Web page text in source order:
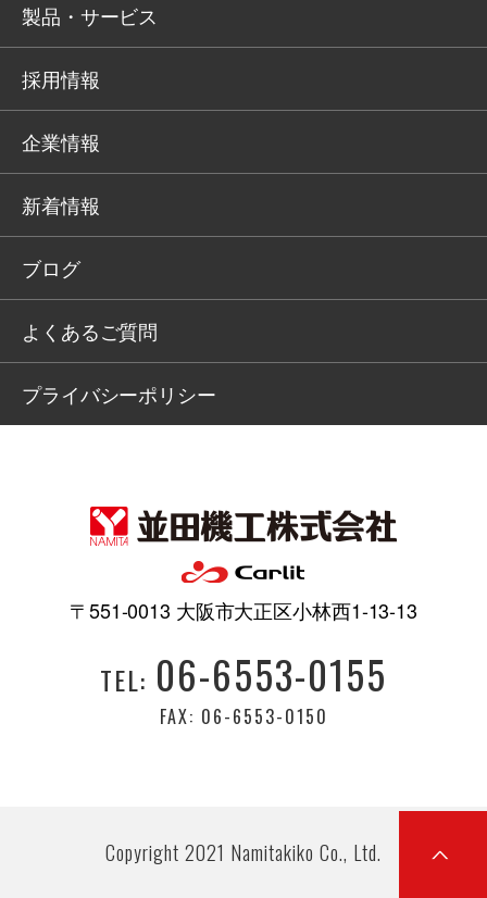
製品・サービス
採用情報
企業情報
新着情報
ブログ
よくあるご質問
プライバシーポリシー
〒551-0013 大阪市大正区小林西1-13-13
TEL: 06-6553-0155
FAX: 06-6553-0150
Copyright 2021 Namitakiko Co., Ltd.